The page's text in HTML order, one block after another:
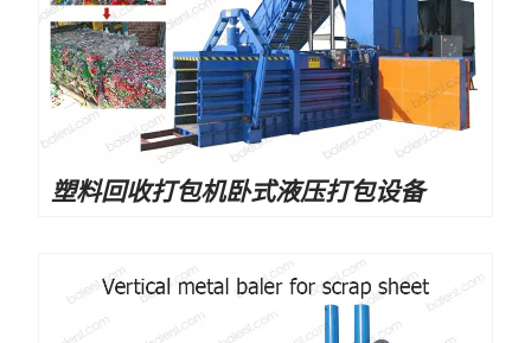
塑料回收打包机卧式液压打包设备